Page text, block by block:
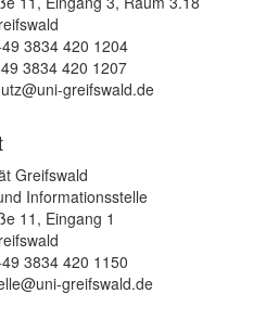
3834 420 1204
3834 420 1207
greifswald.de
Greifswald
Informationsstelle
11, Eingang 1
3834 420 1150
greifswald.de